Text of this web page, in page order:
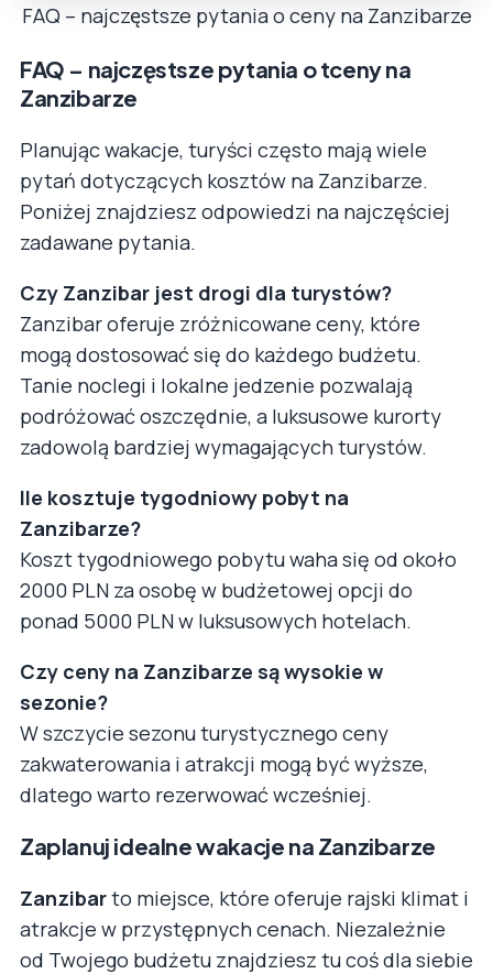
FAQ – najczęstsze pytania o ceny na Zanzibarze
FAQ – najczęstsze pytania o tceny na
Zanzibarze
Planując wakacje, turyści często mają wiele
pytań dotyczących kosztów na Zanzibarze.
Poniżej znajdziesz odpowiedzi na najczęściej
zadawane pytania.
Czy Zanzibar jest drogi dla turystów?
Zanzibar oferuje zróżnicowane ceny, które
mogą dostosować się do każdego budżetu.
Tanie noclegi i lokalne jedzenie pozwalają
podróżować oszczędnie, a luksusowe kurorty
zadowolą bardziej wymagających turystów.
Ile kosztuje tygodniowy pobyt na
Zanzibarze?
Koszt tygodniowego pobytu waha się od około
2000 PLN za osobę w budżetowej opcji do
ponad 5000 PLN w luksusowych hotelach.
Czy ceny na Zanzibarze są wysokie w
sezonie?
W szczycie sezonu turystycznego ceny
zakwaterowania i atrakcji mogą być wyższe,
dlatego warto rezerwować wcześniej.
Zaplanuj idealne wakacje na Zanzibarze
Zanzibarto miejsce, które oferuje rajski klimat i
atrakcje w przystępnych cenach. Niezależnie
od Twojego budżetu znajdziesz tu coś dla siebie